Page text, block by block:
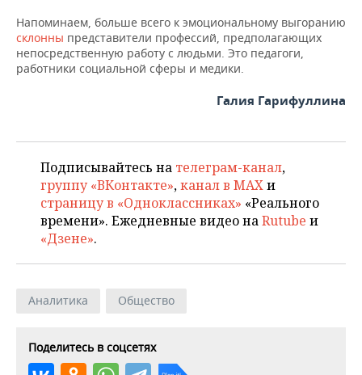
Напоминаем, больше всего к эмоциональному выгоранию
склонны представители профессий, предполагающих
непосредственную работу с людьми. Это педагоги,
работники социальной сферы и медики.
Галия Гарифуллина
Подписывайтесь на телеграм-канал,
группу «ВКонтакте»,канал в MAXи
страницу в «Одноклассниках» «Реального
времени». Ежедневные видео наRutube и
«Дзене».
Аналитика Общество
Поделитесь в соцсетях